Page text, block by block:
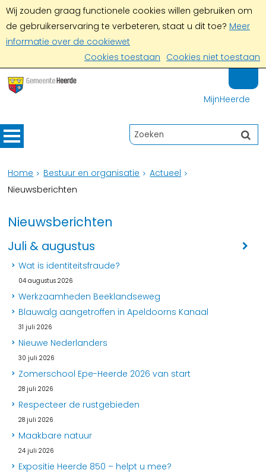
Wij zouden graag functionele cookies willen gebruiken om
de gebruikerservaring te verbeteren, staat u dit toe? Meer
informatie over de cookiewet
Cookies toestaan Cookies niet toestaan
MijnHeerde
Home Bestuur en organisatie
Actueel
Nieuwsberichten
Nieuwsberichten
Juli & augustus
Wat is identiteitsfraude?
04 augustus 2026
Werkzaamheden Beeklandseweg
Blauwalg aangetroffen in Apeldoorns Kanaal
31 juli 2026
Nieuwe Nederlanders
30 juli 2026
Zomerschool Epe-Heerde 2026 van start
28 juli 2026
Respecteer de rustgebieden
28 juli 2026
Maakbare natuur
24 juli 2026
Expositie Heerde 850 – helpt u mee?